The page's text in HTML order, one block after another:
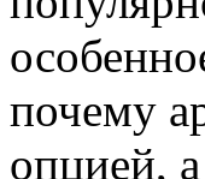
почему
опцией,